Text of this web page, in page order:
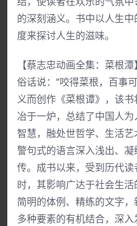
的深刻涵义。书中以人生
度来探讨人生的滋味。
【蔡志忠动画全集：菜根潭
俗话说：“咬得菜根，百事
义而创作《菜根谭》，该
冶于一炉，总结了中国人
智慧，融处世哲学、生活
警句式的语言深入浅出、
传。成书以来，受到历代
时，其影响广达于社会生
简明的体例、精练的文字
多种要素的有机结合，深